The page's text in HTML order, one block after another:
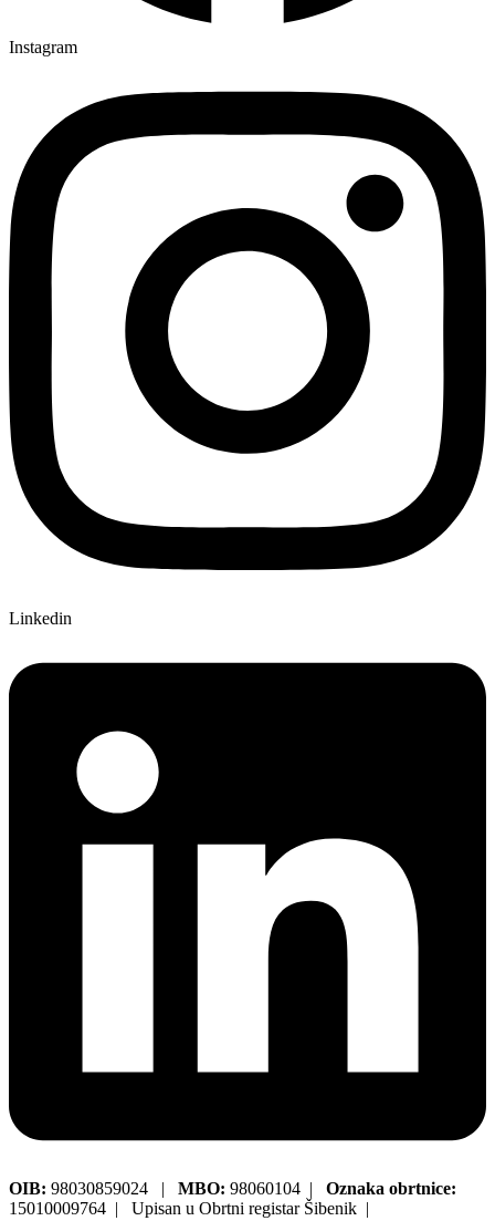
Instagram
Linkedin
OIB: 98030859024 | MBO: 98060104 | Oznaka obrtnice:
15010009764 | Upisan u Obrtni registar Šibenik |